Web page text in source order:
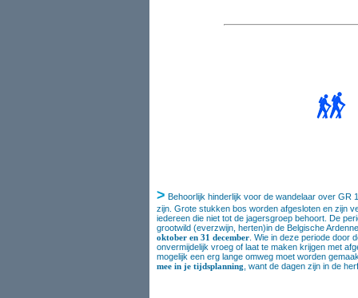
> Behoorlijk hinderlijk voor de wandelaar over GR
zijn. Grote stukken bos worden afgesloten en zijn
iedereen die niet tot de jagersgroep behoort. De
grootwild (everzwijn, herten)in de Belgische
oktober en 31 december . Wie in deze periode door
onvermijdelijk vroeg of laat te maken krijgen met
mogelijk een erg lange omweg moet worden
mee in je tijdsplanning , want de dagen zijn in de